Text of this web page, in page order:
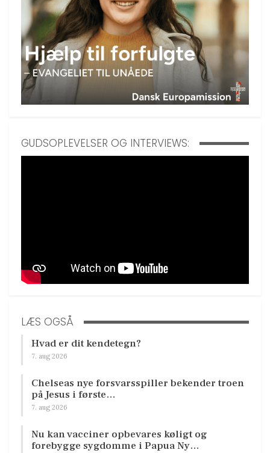
GUDSOPLEVELSER OG INTERVIEWS:
LÆS OGSÅ
Hvad er dit kendetegn?
7. aug 2026
Chelseas nye forsvarsspiller bekender troen
på Jesus i første…
7. aug 2026
Nu kan vacciner opbevares køligt og
forebygge sygdomme i Papua Ny…